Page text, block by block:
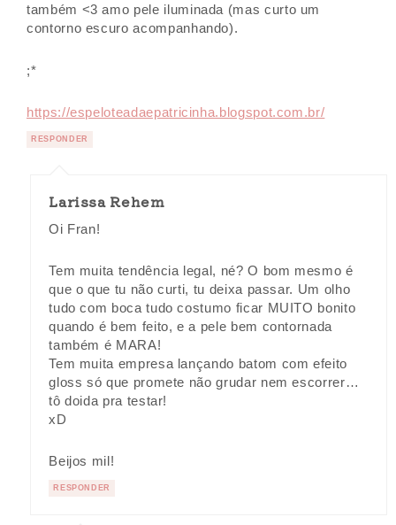
também <3 amo pele iluminada (mas curto um
contorno escuro acompanhando).
;*
https://espeloteadaepatricinha.blogspot.com.br/
RESPONDER
Larissa Rehem
Oi Fran!
Tem muita tendência legal, né? O bom mesmo é
que o que tu não curti, tu deixa passar. Um olho
tudo com boca tudo costumo ficar MUITO bonito
quando é bem feito, e a pele bem contornada
também é MARA!
Tem muita empresa lançando batom com efeito
gloss só que promete não grudar nem escorrer…
tô doida pra testar!
xD
Beijos mil!
RESPONDER